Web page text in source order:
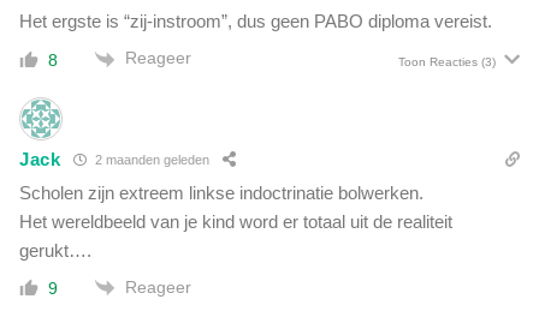
Het ergste is “zij-instroom”, dus geen PABO diploma vereist.
8 Reageer Toon Reacties (3)
Jack 2 maanden geleden
Scholen zijn extreem linkse indoctrinatie bolwerken.
Het wereldbeeld van je kind word er totaal uit de realiteit
gerukt….
9 Reageer